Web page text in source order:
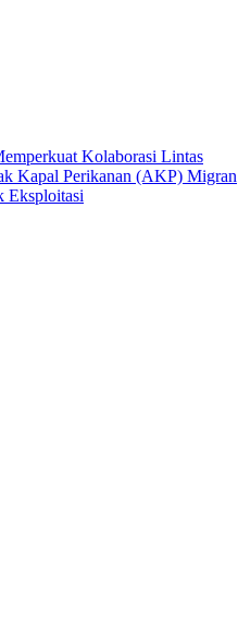
Kolaborasi Lintas
Kapal Perikanan (AKP) Migran
Eksploitasi